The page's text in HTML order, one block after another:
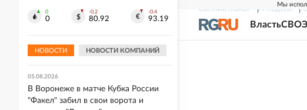
Мы
СВЕЖИЙ НОМЕР РГ-НЕДЕЛЯ
ВластьСВО
0
0
-0.2
80.92
-0.4
93.19
НОВОСТИ НОВОСТИ КОМПАНИЙ
05.08.2026
Воронеже
05.08.2026
В Воронеже в матче Кубка России
"Факел" забил в свои ворота и